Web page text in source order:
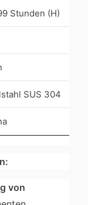
Stunden (H)
SUS 304
von